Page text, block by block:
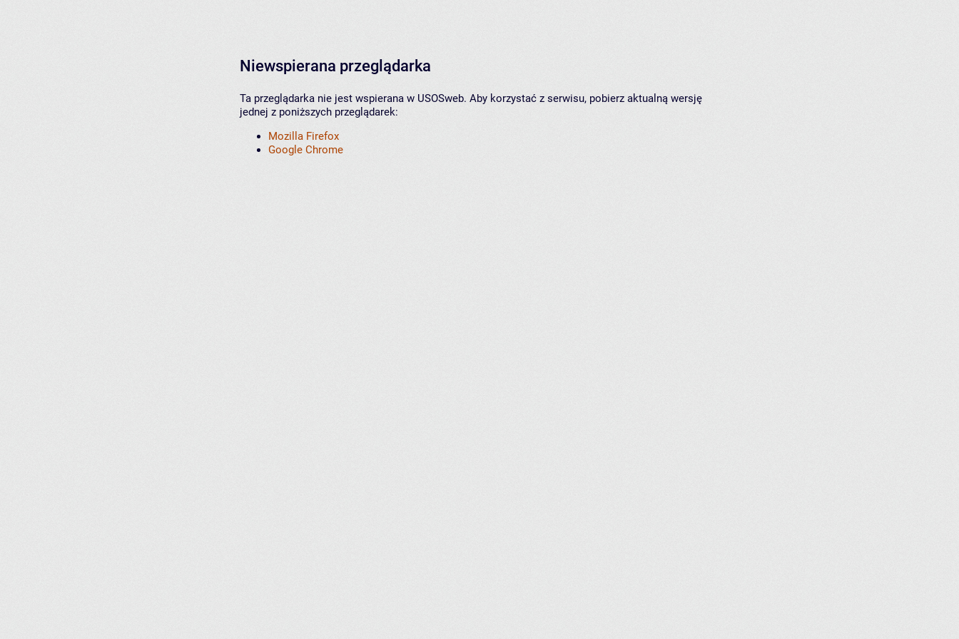
Niewspierana przeglądarka
Ta przeglądarka nie jest wspierana w USOSweb. Aby korzystać z serwisu, pobierz aktualną wersję
jednej z poniższych przeglądarek:
Mozilla Firefox
Google Chrome